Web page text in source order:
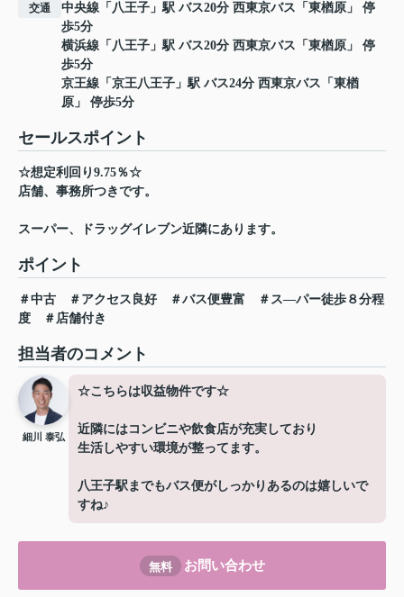
交通 中央線 「 八王子 」駅 バス20分 西東京バス「東楢原」 停
歩5分
横浜線 「 八王子 」駅 バス20分 西東京バス「東楢原」 停
歩5分
京王線 「 京王八王子 」駅 バス24分 西東京バス「東楢
原」 停歩5分
セールスポイント
☆想定利回り9.75％☆
店舗、事務所つきです。
スーパー、ドラッグイレブン近隣にあります。
ポイント
＃中古 ＃アクセス良好 ＃バス便豊富
＃ス―パー徒歩８分程
度
＃店舗付き
担当者のコメント
細川 泰弘
☆こちらは収益物件です☆
近隣にはコンビニや飲食店が充実しており
生活しやすい環境が整ってます。
八王子駅までもバス便がしっかりあるのは嬉しいで
すね♪
無料 お問い合わせ